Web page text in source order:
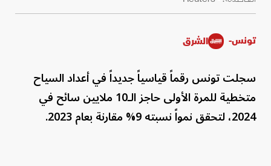
تونس- الشرق
سجلت تونس رقماً قياسياً جديداً في أعداد السياح
متخطية للمرة الأولى حاجز الـ10 ملايين سائح في
2024، لتحقق نمواً نسبته 9% مقارنة بعام 2023.